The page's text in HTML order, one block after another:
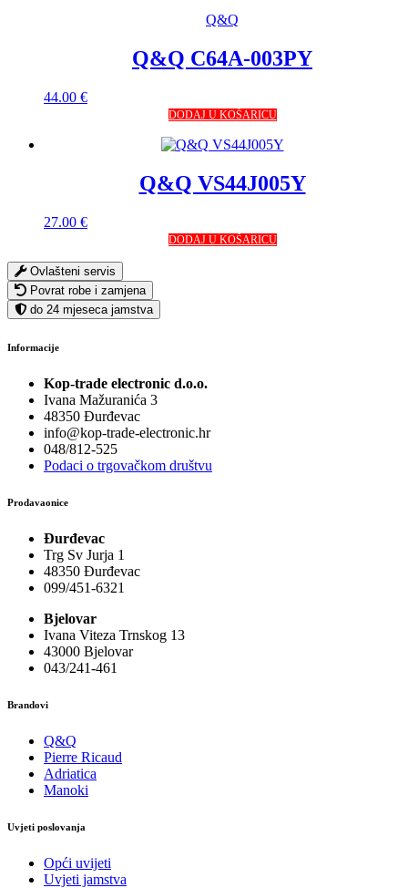
Q&Q
Q&Q C64A-003PY
44.00 €
DODAJ U KOŠARICU
Q&Q VS44J005Y
27.00 €
DODAJ U KOŠARICU
Ovlašteni servis
Povrat robe i zamjena
do 24 mjeseca jamstva
Informacije
Kop-trade electronic d.o.o.
Ivana Mažuranića 3
48350 Đurđevac
info@kop-trade-electronic.hr
048/812-525
Podaci o trgovačkom društvu
Prodavaonice
Đurđevac
Trg Sv Jurja 1
48350 Đurđevac
099/451-6321
Bjelovar
Ivana Viteza Trnskog 13
43000 Bjelovar
043/241-461
Brandovi
Q&Q
Pierre Ricaud
Adriatica
Manoki
Uvjeti poslovanja
Opći uvijeti
Uvjeti jamstva